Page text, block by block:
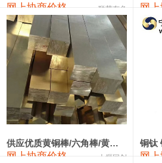
1#铬 60,000—82,000
553#硅 9,300—9,500
441#硅 9,600—9,800
3303#硅 10,300—10,500
2202#硅 14,100—14,300
金属硅3303#-2202# 10,400—14,200
网上协商价格 联荣有色 网
供应优质黄铜棒/六角棒/黄铜方板
网上协商价格 十堰同创
铜钛
网